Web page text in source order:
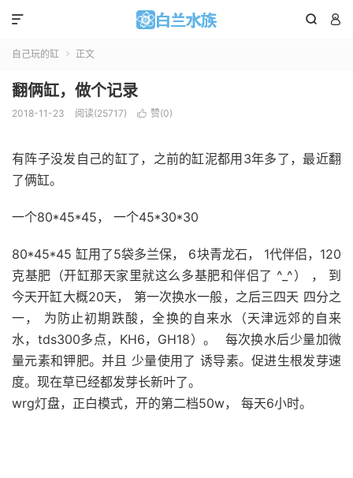
 

自己玩的缸  正文
翻俩缸，做个记录
2018-11-23 阅读(25717)  赞(0)
有阵子没发自己的缸了，之前的缸泥都用3年多了，最近翻
了俩缸。
一个80*45*45， 一个45*30*30
80*45*45 缸用了5袋多兰保， 6块青龙石， 1代伴侣，120
克基肥（开缸那天家里就这么多基肥和伴侣了 ^_^） ， 到
今天开缸大概20天， 第一次换水一般，之后三四天 四分之
一， 为防止初期跌酸，全换的自来水（天津远郊的自来
水，tds300多点，KH6，GH18）。 每次换水后少量加微
量元素和钾肥。并且 少量使用了 诱导素。促进生根发芽速
度。现在草已经都发芽长新叶了。
wrg灯盘，正白模式，开的第二档50w， 每天6小时。